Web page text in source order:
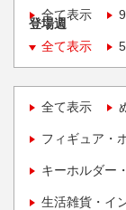
全て表示
登場週
全て表示
全て表示
フィギュア・
キーホルダー
生活雑貨・イ